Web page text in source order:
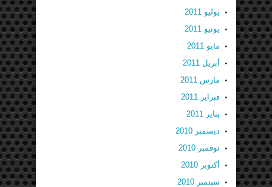
يوليو 2011
يونيو 2011
مايو 2011
أبريل 2011
مارس 2011
فبراير 2011
يناير 2011
ديسمبر 2010
نوفمبر 2010
أكتوبر 2010
سبتمبر 2010